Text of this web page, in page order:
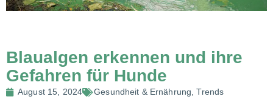
Blaualgen erkennen und ihre
Gefahren für Hunde
August 15, 2024 Gesundheit & Ernährung,Trends